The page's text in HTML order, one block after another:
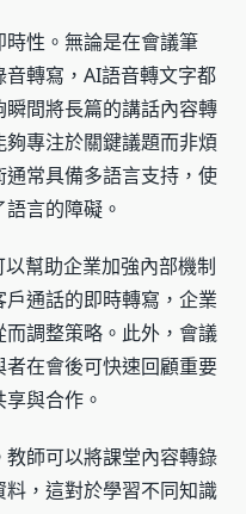
性。無論是在會議筆
轉寫，AI語音轉文字都
間將長篇的講話內容轉
專注於關鍵議題而非煩
常具備多語言支持，使
言的障礙。
幫助企業加強內部機制
通話的即時轉寫，企業
調整策略。此外，會議
在會後可快速回顧重要
與合作。
師可以將課堂內容轉錄
，這對於學習不同知識